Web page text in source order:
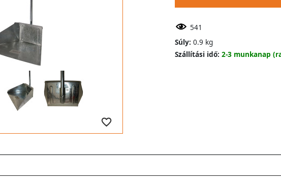
541
Súly: 0.9 kg
Szállítási idő: 2-3 munkanap